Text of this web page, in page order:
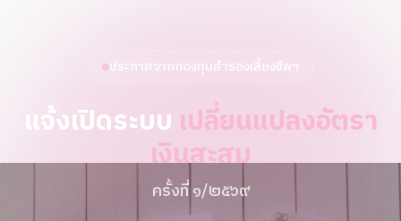
ประกาศจากกองทุนสำรองเลี้ยงชีพฯ
แจ้งเปิดระบบ เปลี่ยนแปลงอัตรา
เงินสะสม
ครั้งที่ ๑/๒๕๖๙